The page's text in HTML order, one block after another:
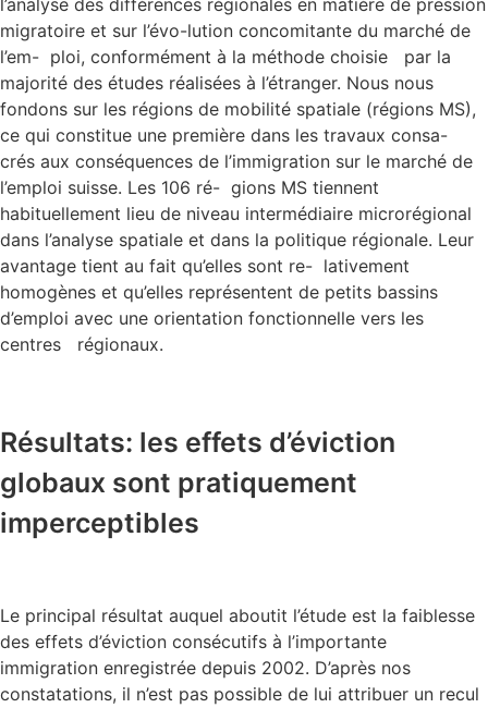
l’analyse des différences régionales en matière de pression
migratoire et sur l’évo-lution concomitante du marché de
l’em- ploi, conformément à la méthode choisie par la
majorité des études réalisées à l’étranger. Nous nous
fondons sur les régions de mobilité spatiale (régions MS),
ce qui constitue une première dans les travaux consa-
crés aux conséquences de l’immigration sur le marché de
l’emploi suisse. Les 106 ré- gions MS tiennent
habituellement lieu de niveau intermédiaire microrégional
dans l’analyse spatiale et dans la politique régionale. Leur
avantage tient au fait qu’elles sont re- lativement
homogènes et qu’elles représentent de petits bassins
d’emploi avec une orientation fonctionnelle vers les
centres régionaux.
Résultats: les effets d’éviction
globaux sont pratiquement
imperceptibles
Le principal résultat auquel aboutit l’étude est la faiblesse
des effets d’éviction consécutifs à l’importante
immigration enregistrée depuis 2002. D’après nos
constatations, il n’est pas possible de lui attribuer un recul